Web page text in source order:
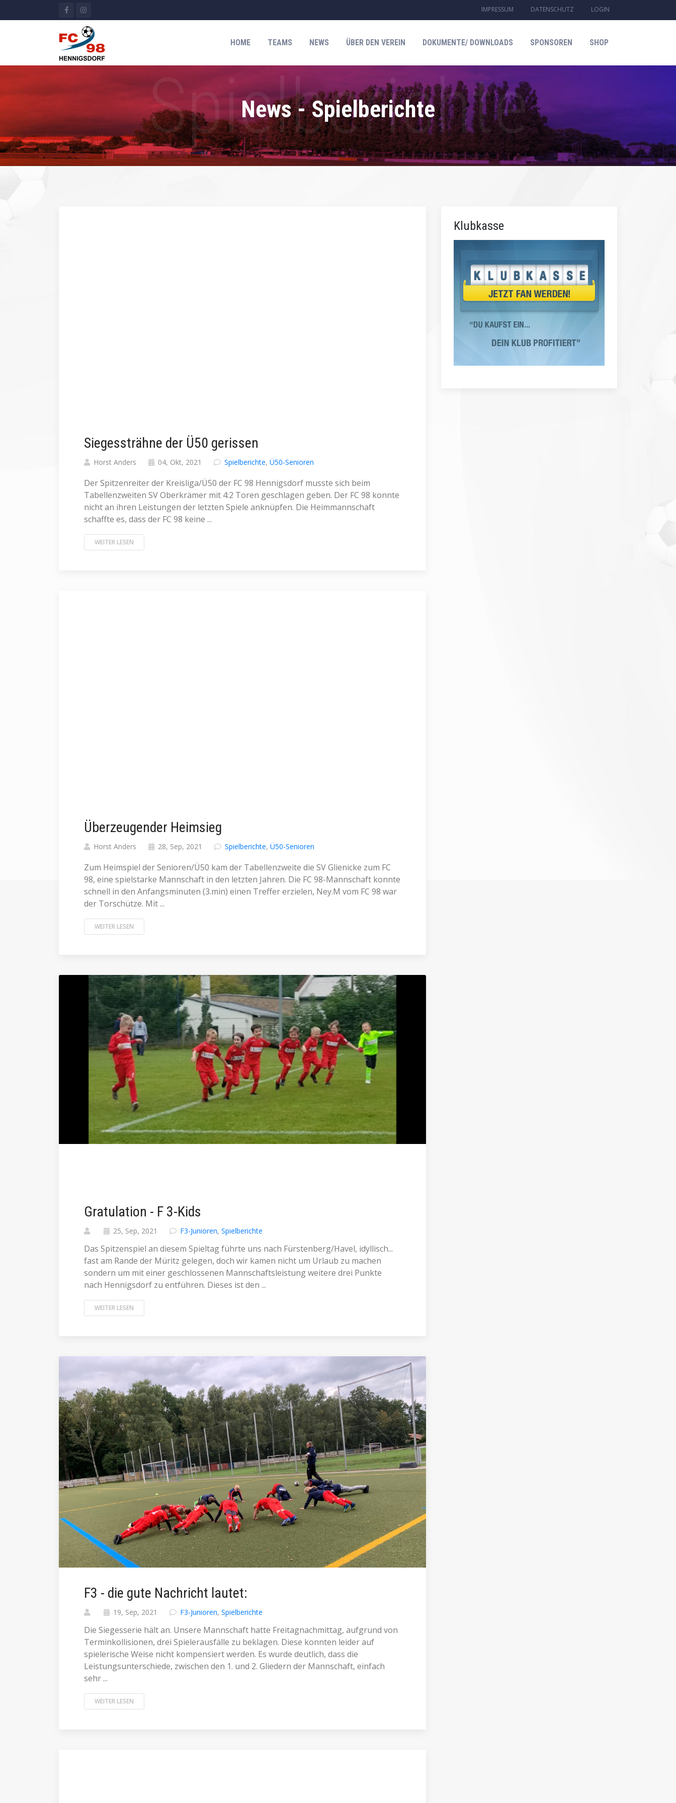
IMPRESSUM DATENSCHUTZ LOGIN
HOME TEAMS NEWS ÜBER DEN VEREIN DOKUMENTE/ DOWNLOADS SPONSOREN SHOP
News - Spielberichte
Siegessträhne der Ü50 gerissen
Horst Anders 04, Okt, 2021 Spielberichte, Ü50-Senioren
Der Spitzenreiter der Kreisliga/Ü50 der FC 98 Hennigsdorf musste sich beim
Tabellenzweiten SV Oberkrämer mit 4:2 Toren geschlagen geben. Der FC 98 konnte
nicht an ihren Leistungen der letzten Spiele anknüpfen. Die Heimmannschaft
schaffte es, dass der FC 98 keine ...
WEITER LESEN
Überzeugender Heimsieg
Horst Anders 28, Sep, 2021 Spielberichte, Ü50-Senioren
Zum Heimspiel der Senioren/Ü50 kam der Tabellenzweite die SV Glienicke zum FC
98, eine spielstarke Mannschaft in den letzten Jahren. Die FC 98-Mannschaft konnte
schnell in den Anfangsminuten (3.min) einen Treffer erzielen, Ney.M vom FC 98 war
der Torschütze. Mit ...
WEITER LESEN
Gratulation - F 3-Kids
25, Sep, 2021 F3-Junioren, Spielberichte
Das Spitzenspiel an diesem Spieltag führte uns nach Fürstenberg/Havel, idyllisch...
fast am Rande der Müritz gelegen, doch wir kamen nicht um Urlaub zu machen
sondern um mit einer geschlossenen Mannschaftsleistung weitere drei Punkte
nach Hennigsdorf zu entführen. Dieses ist den ...
WEITER LESEN
F3 - die gute Nachricht lautet:
19, Sep, 2021 F3-Junioren, Spielberichte
Die Siegesserie hält an. Unsere Mannschaft hatte Freitagnachmittag, aufgrund von
Terminkollisionen, drei Spielerausfälle zu beklagen. Diese konnten leider auf
spielerische Weise nicht kompensiert werden. Es wurde deutlich, dass die
Leistungsunterschiede, zwischen den 1. und 2. Gliedern der Mannschaft, einfach
sehr ...
WEITER LESEN
Klubkasse